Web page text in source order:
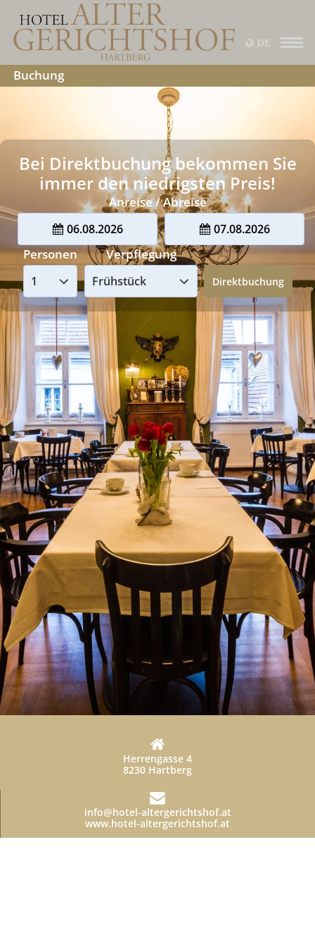
DE
Buchung
Bei Direktbuchung bekommen Sie
immer den niedrigsten Preis!
Anreise / Abreise
06.08.2026 07.08.2026
Personen Verpflegung
Herrengasse 4
8230 Hartberg
info@hotel-altergerichtshof.at
www.hotel-altergerichtshof.at